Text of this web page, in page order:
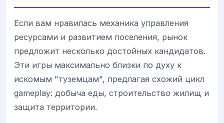
Если вам нравилась механика управления
ресурсами и развитием поселения, рынок
предложит несколько достойных кандидатов.
Эти игры максимально близки по духу к
искомым "туземцам", предлагая схожий цикл
gameplay: добыча еды, строительство жилищ и
защита территории.